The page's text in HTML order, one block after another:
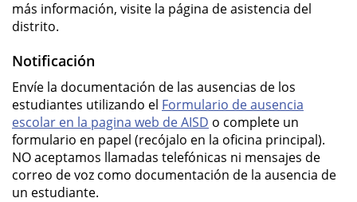
más información, visite la página de asistencia del
distrito.
Notificación
Envíe la documentación de las ausencias de los
estudiantes utilizando el Formulario de ausencia
escolar en la pagina web de AISD o complete un
formulario en papel (recójalo en la oficina principal).
NO aceptamos llamadas telefónicas ni mensajes de
correo de voz como documentación de la ausencia de
un estudiante.